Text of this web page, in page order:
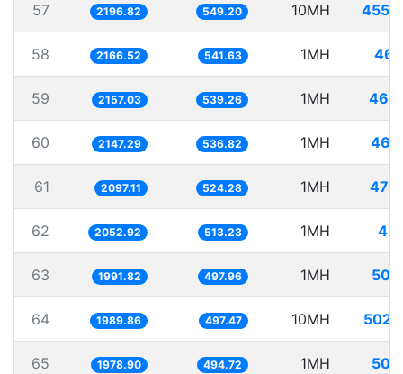
57 2196.82 549.20 10MH
58 2166.52 541.63 1MH
59 2157.03 539.26 1MH
60 2147.29 536.82 1MH
61 2097.11 524.28 1MH
62 2052.92 513.23 1MH
63 1991.82 497.96 1MH
64 1989.86 497.47 10MH
65 1978.90 494.72 1MH